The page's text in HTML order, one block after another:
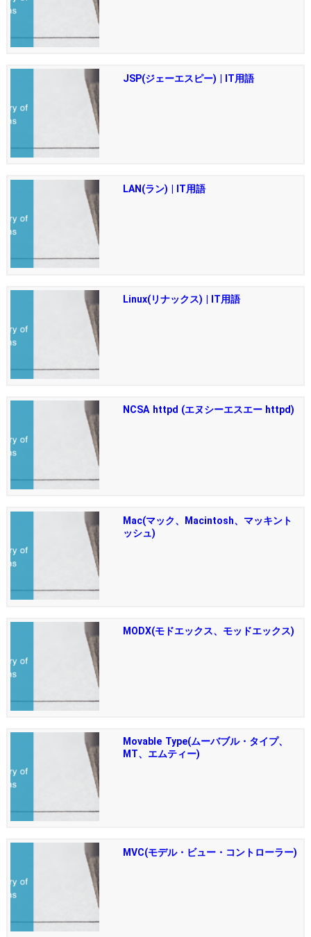
JSP(ジェーエスピー) | IT用語
LAN(ラン) | IT用語
Linux(リナックス) | IT用語
NCSA httpd (エヌシーエスエー httpd)
Mac(マック、Macintosh、マッキント
ッシュ)
MODX(モドエックス、モッドエックス)
Movable Type(ムーバブル・タイプ、
MT、エムティー)
MVC(モデル・ビュー・コントローラー)